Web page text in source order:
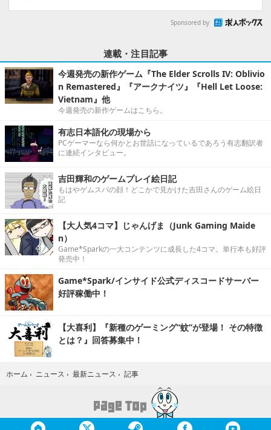
Sponsored by
連載・注目記事
今週発売の新作ゲーム『The Elder Scrolls IV: Oblivio
n Remastered』『アークナイツ』『Hell Let Loose:
Vietnam』他
今週発売の新作ゲームはこちら。
有志日本語化の現場から
PCゲーマーなら何かとお世話になっているであろう有志翻訳者
に連続インタビュー。
吉田輝和のゲームプレイ絵日記
もはやゲムスパの顔！どこかで見かけた吉田さんのゲーム絵日
記
【大人気4コマ】じゃんげま（Junk Gaming Maide
n）
Game*Sparkの一大コンテンツに成長した4コマ。単行本も好評
発売中！
Game*Spark/インサイド公式ディスコードサーバー
好評稼働中！
【大喜利】『新種のゲーミング“蚊”が登場！ その特徴
とは？』回答募集中！
ホーム › ニュース › 最新ニュース › 記事